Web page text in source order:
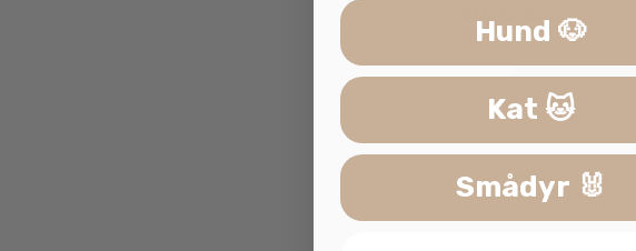
39.95 kr. 31.96
Læs mere
Hund 🐶
Kat 🐱
Smådyr 🐰